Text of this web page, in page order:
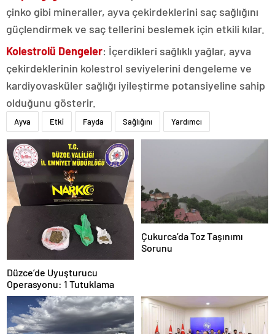
çinko gibi mineraller, ayva çekirdeklerini saç sağlığını
güçlendirmek ve saç tellerini beslemek için etkili kılar.
Kolestrolü Dengeler: İçerdikleri sağlıklı yağlar, ayva
çekirdeklerinin kolestrol seviyelerini dengeleme ve
kardiyovasküler sağlığı iyileştirme potansiyeline sahip
olduğunu gösterir.
Ayva Etki Fayda Sağlığını Yardımcı
Düzce’de Uyuşturucu
Operasyonu: 1 Tutuklama
Çukurca’da Toz Taşınımı
Sorunu